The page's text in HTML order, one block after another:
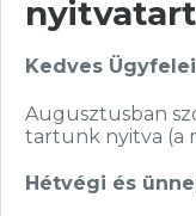
Nagy
Kedves
Augusztusban
tartunk nyitva (a
Hétvégi és